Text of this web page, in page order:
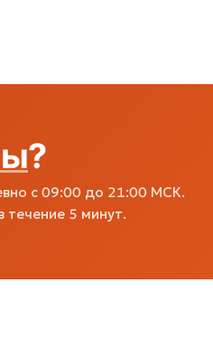
?
с 09:00 до 21:00 МСК.
течение 5 минут.